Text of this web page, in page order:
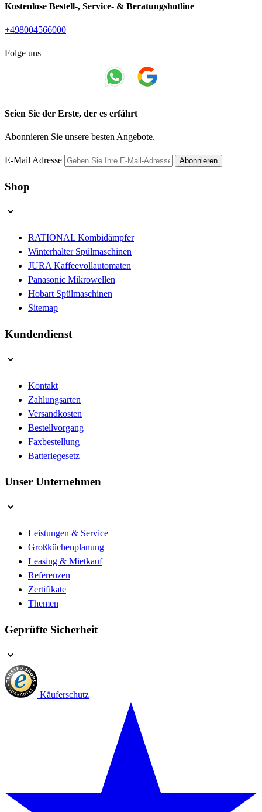
Kostenlose Bestell-, Service- & Beratungshotline
+498004566000
Folge uns
Seien Sie der Erste, der es erfährt
Abonnieren Sie unsere besten Angebote.
E-Mail Adresse Abonnieren
Shop
RATIONAL Kombidämpfer
Winterhalter Spülmaschinen
JURA Kaffeevollautomaten
Panasonic Mikrowellen
Hobart Spülmaschinen
Sitemap
Kundendienst
Kontakt
Zahlungsarten
Versandkosten
Bestellvorgang
Faxbestellung
Batteriegesetz
Unser Unternehmen
Leistungen & Service
Großküchenplanung
Leasing & Mietkauf
Referenzen
Zertifikate
Themen
Geprüfte Sicherheit
Käuferschutz